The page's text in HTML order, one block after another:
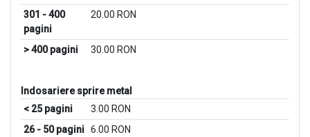
301 - 400
pagini
20.00 RON
> 400 pagini 30.00 RON
Indosariere sprire metal
< 25 pagini
3.00 RON
26 - 50 pagini 6.00 RON